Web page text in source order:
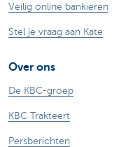
Veilig online bankieren
Stel je vraag aan Kate
Over ons
De KBC-groep
KBC Trakteert
Persberichten